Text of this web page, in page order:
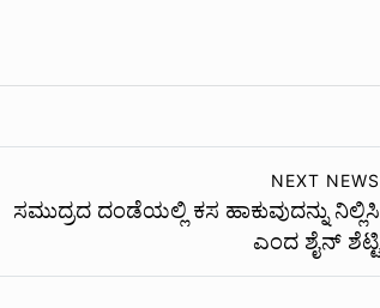
NEXT NEWS
ಸಮುದ್ರದ ದಂಡೆಯಲ್ಲಿ ಕಸ ಹಾಕುವುದನ್ನು ನಿಲ್ಲಿಸಿ
ಎಂದ ಶೈನ್ ಶೆಟ್ಟಿ